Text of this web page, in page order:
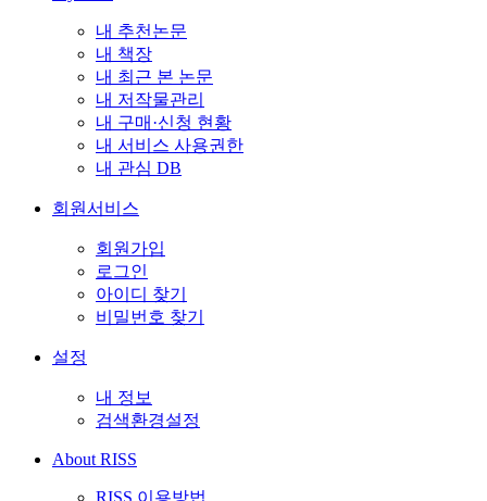
내 추천논문
내 책장
내 최근 본 논문
내 저작물관리
내 구매·신청 현황
내 서비스 사용권한
내 관심 DB
회원서비스
회원가입
로그인
아이디 찾기
비밀번호 찾기
설정
내 정보
검색환경설정
About RISS
RISS 이용방법